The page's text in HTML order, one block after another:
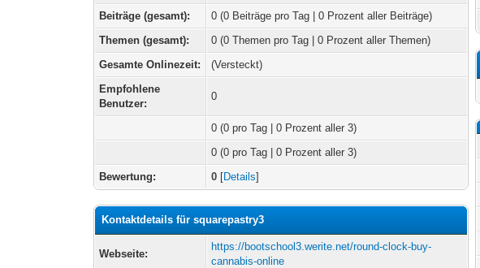
Beiträge (gesamt):
0 (0 Beiträge pro Tag | 0 Prozent aller Beiträge)
Themen (gesamt):
0 (0 Themen pro Tag | 0 Prozent aller Themen)
Gesamte Onlinezeit:
(Versteckt)
Empfohlene
Benutzer:
0
0 (0 pro Tag | 0 Prozent aller 3)
0 (0 pro Tag | 0 Prozent aller 3)
Bewertung:
0 [Details]
Kontaktdetails für squarepastry3
Webseite:
https://bootschool3.werite.net/round-clock-buy-
cannabis-online